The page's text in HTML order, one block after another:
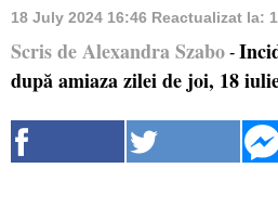
18 July 2024 16:46 Reactualizat la:
Scris de Alexandra Szabo -
după amiaza zilei de joi, 18